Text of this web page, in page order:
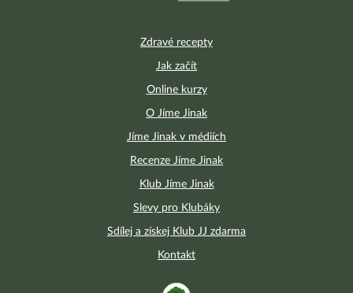
Zdravé recepty
Jak začít
Online kurzy
O Jíme Jinak
Jíme Jinak v médiích
Recenze Jíme Jinak
Klub Jíme Jinak
Slevy pro Klubáky
Sdílej a získej Klub JJ zdarma
Kontakt